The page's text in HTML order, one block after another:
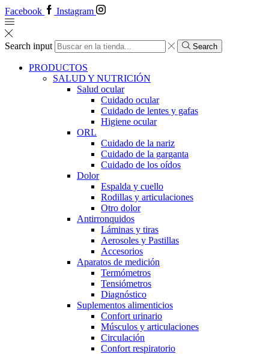
Facebook Instagram
Search input Search
PRODUCTOS
SALUD Y NUTRICIÓN
Salud ocular
Cuidado ocular
Cuidado de lentes y gafas
Higiene ocular
ORL
​​Cuidado de la nariz
​​Cuidado de la garganta
​​Cuidado de los oídos
Dolor
Espalda y cuello
Rodillas y articulaciones
Otro dolor
Antirronquidos
Láminas y tiras
Aerosoles y Pastillas
Accesorios
Aparatos de medición
Termómetros
Tensiómetros
Diagnóstico
Suplementos alimenticios
Confort urinario
Músculos y articulaciones
Circulación
Confort respiratorio